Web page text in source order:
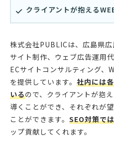
クライアントが抱える
株式会社PUBLICは、広島県
サイト制作、ウェブ広告運用
ECサイトコンサルティング、
を提供しています。 社内には
いるので、クライアントが抱
導くことができ、それぞれが
ことができます。 SEO対策で
ップ貢献してくれます。